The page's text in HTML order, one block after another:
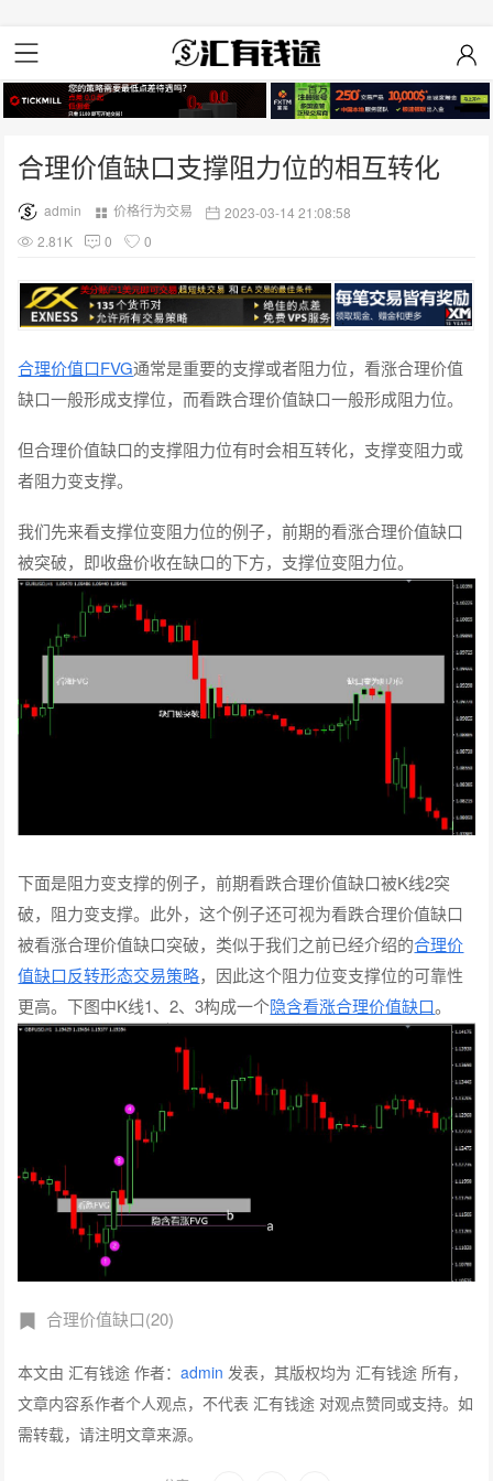
合理价值缺口支撑阻力位的相互转化
admin 价格行为交易
2023-03-14 21:08:58
2.81K
0 0
合理价值口FVG通常是重要的支撑或者阻力位，看涨合理价值
缺口一般形成支撑位，而看跌合理价值缺口一般形成阻力位。
但合理价值缺口的支撑阻力位有时会相互转化，支撑变阻力或
者阻力变支撑。
我们先来看支撑位变阻力位的例子，前期的看涨合理价值缺口
被突破，即收盘价收在缺口的下方，支撑位变阻力位。
下面是阻力变支撑的例子，前期看跌合理价值缺口被K线2突
破，阻力变支撑。此外，这个例子还可视为看跌合理价值缺口
被看涨合理价值缺口突破，类似于我们之前已经介绍的合理价
值缺口反转形态交易策略，因此这个阻力位变支撑位的可靠性
更高。下图中K线1、2、3构成一个隐含看涨合理价值缺口。
合理价值缺口(20)
本文由 汇有钱途 作者：admin 发表，其版权均为 汇有钱途 所有，
文章内容系作者个人观点，不代表 汇有钱途 对观点赞同或支持。如
需转载，请注明文章来源。